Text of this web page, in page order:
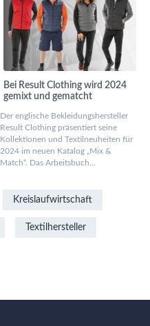
Bei Result Clothing wird 2024
gemixt und gematcht
Der englische Bekleidungshersteller
Result Clothing präsentiert seine
Kollektionen und Textilneuheiten für
2024 im neuen Katalog „Mix &
Match“. Das Arbeitsbuch…
Kreislaufwirtschaft
Textilhersteller